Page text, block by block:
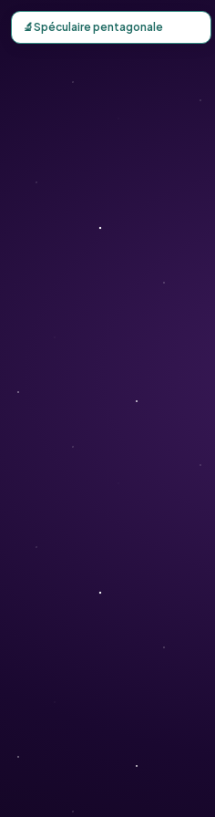
Carte d'observation du
🔬Spéculaire pentagonale